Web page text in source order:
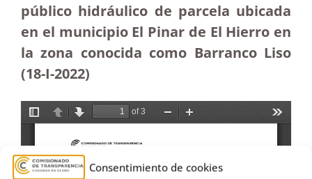
Consentimiento de cookies
público hidráulico de parcela ubicada
en el municipio El Pinar de El Hierro en
la zona conocida como Barranco Liso
(18-I-2022)